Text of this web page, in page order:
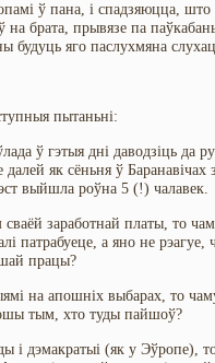
ў пана, і спадзяюцца,
на брата, прывязе па
будуць яго паслухмяна
пытаньні:
ў гэтыя дні даводзіць да
як сёньня ў
выйшла роўна 5 (!) чалавек.
заработнай платы, то
патрабуеце, а яно не
працы?
на апошніх выбарах, то
тым, хто туды пайшоў?
і дэмакратыі (як у Эўропе),